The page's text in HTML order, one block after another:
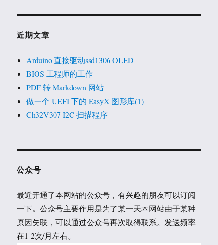
近期文章
Arduino 直接驱动ssd1306 OLED
BIOS 工程师的工作
PDF 转 Markdown 网站
做一个 UEFI 下的 EasyX 图形库(1)
Ch32V307 I2C 扫描程序
公众号
最近开通了本网站的公众号，有兴趣的朋友可以订阅
一下。公众号主要作用是为了某一天本网站由于某种
原因失联，可以通过公众号再次取得联系。发送频率
在1-2次/月左右。